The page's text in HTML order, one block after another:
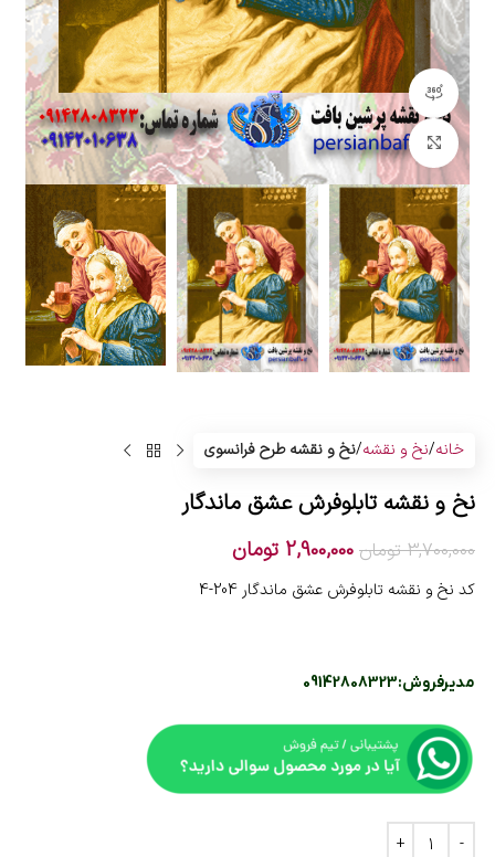
مشاهده 360 درجه
بزرگنمایی تصویر
خانه نخ و نقشه نخ و نقشه طرح فرانسوی
نخ و نقشه تابلوفرش عشق ماندگار
3,700,000 تومان 2,900,000 تومان
کد نخ و نقشه تابلوفرش عشق ماندگار 204-4
مدیرفروش:09142808323